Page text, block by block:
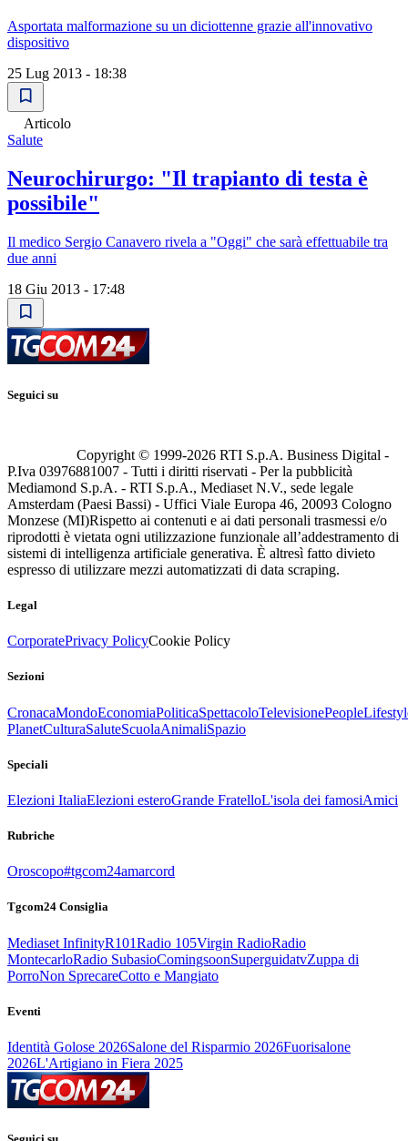
Asportata malformazione su un diciottenne grazie all'innovativo
dispositivo
25 Lug 2013 - 18:38
Articolo
Salute
Neurochirurgo: "Il trapianto di testa è
possibile"
Il medico Sergio Canavero rivela a "Oggi" che sarà effettuabile tra
due anni
18 Giu 2013 - 17:48
Seguici su
Copyright © 1999-2026 RTI S.p.A. Business Digital -
P.Iva 03976881007 - Tutti i diritti riservati - Per la pubblicità
Mediamond S.p.A. - RTI S.p.A., Mediaset N.V., sede legale
Amsterdam (Paesi Bassi) - Uffici Viale Europa 46, 20093 Cologno
Monzese (MI)Rispetto ai contenuti e ai dati personali trasmessi e/o
riprodotti è vietata ogni utilizzazione funzionale all’addestramento di
sistemi di intelligenza artificiale generativa. È altresì fatto divieto
espresso di utilizzare mezzi automatizzati di data scraping.
Legal
CorporatePrivacy PolicyCookie Policy
Sezioni
CronacaMondoEconomiaPoliticaSpettacoloTelevisionePeople
PlanetCulturaSaluteScuolaAnimaliSpazio
Speciali
Elezioni ItaliaElezioni esteroGrande FratelloL'isola dei famosiAmici
Rubriche
Oroscopo#tgcom24amarcord
Tgcom24 Consiglia
Mediaset InfinityR101Radio 105Virgin RadioRadio
MontecarloRadio SubasioComingsoonSuperguidatvZuppa di
PorroNon SprecareCotto e Mangiato
Eventi
Identità Golose 2026Salone del Risparmio 2026Fuorisalone
2026L'Artigiano in Fiera 2025